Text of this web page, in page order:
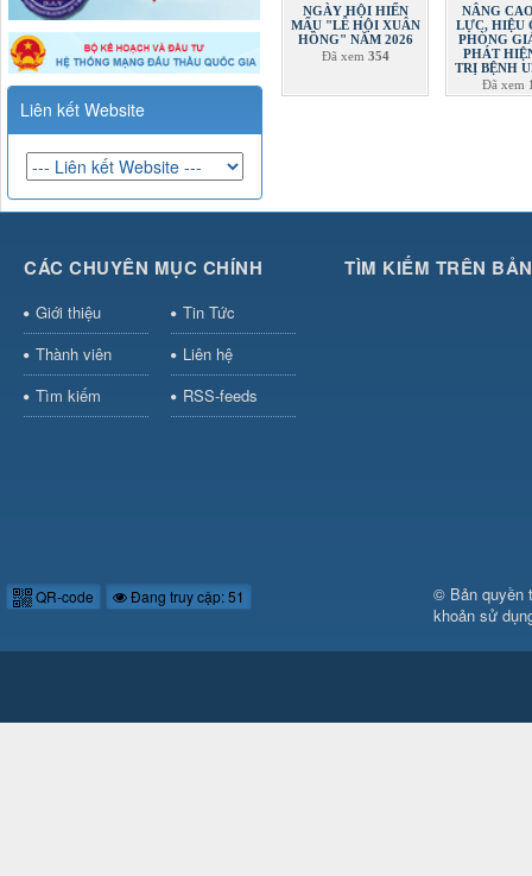
NGÀY HỘI HIẾN
MẤU "LỄ HỘI XUÂN
HỒNG" NĂM 2026
Đã xem 354
NÂNG
LỰC, HIỆU
PHÒNG
PHÁT
TRỊ BỆNH
Đã xem
Liên kết Website
CÁC CHUYÊN MỤC CHÍNH
Giới thiệu
Tin Tức
Thành viên
Liên hệ
Tìm kiếm
RSS-feeds
TÌM KIẾM TRÊN
QR-code Đang truy cập: 51
© Bản quyền
khoản sử